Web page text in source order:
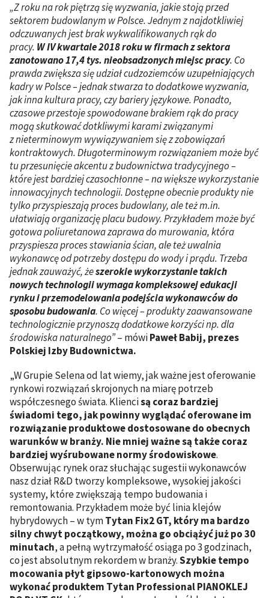
„Z roku na rok piętrzą się wyzwania, jakie stoją przed
sektorem budowlanym w Polsce. Jednym z najdotkliwiej
odczuwanych jest brak wykwalifikowanych rąk do
pracy. W IV kwartale 2018 roku w firmach z sektora
zanotowano 17,4 tys. nieobsadzonych miejsc pracy. Co
prawda zwiększa się udział cudzoziemców uzupełniających
kadry w Polsce – jednak stwarza to dodatkowe wyzwania,
jak inna kultura pracy, czy bariery językowe. Ponadto,
czasowe przestoje spowodowane brakiem rąk do pracy
mogą skutkować dotkliwymi karami związanymi
z nieterminowym wywiązywaniem się z zobowiązań
kontraktowych. Długoterminowym rozwiązaniem może być
tu przesunięcie akcentu z budownictwa tradycyjnego –
które jest bardziej czasochłonne – na większe wykorzystanie
innowacyjnych technologii. Dostępne obecnie produkty nie
tylko przyspieszają proces budowlany, ale też m.in.
ułatwiają organizację placu budowy. Przykładem może być
gotowa poliuretanowa zaprawa do murowania, która
przyspiesza proces stawiania ścian, ale też uwalnia
wykonawcę od potrzeby dostępu do wody i prądu. Trzeba
jednak zauważyć, żeszerokie wykorzystanie takich
nowych technologii wymaga kompleksowej edukacji
rynku i przemodelowania podejścia wykonawców do
sposobu budowania. Co więcej – produkty zaawansowane
technologicznie przynoszą dodatkowe korzyści np. dla
środowiska naturalnego”– mówiPaweł Babij, prezes
Polskiej Izby Budownictwa.
„W Grupie Selena od lat wiemy, jak ważne jest oferowanie
rynkowi rozwiązań skrojonych na miarę potrzeb
współczesnego świata. Kliencisą coraz bardziej
świadomi tego, jak powinny wyglądać oferowane im
rozwiązanie produktowe dostosowane do obecnych
warunków w branży. Nie mniej ważne są także coraz
bardziej wyśrubowane normy środowiskowe.
Obserwując rynek oraz słuchając sugestii wykonawców
nasz dział R&D tworzy kompleksowe, wysokiej jakości
systemy, które zwiększają tempo budowania i
remontowania. Przykładem może być linia klejów
hybrydowych – w tymTytan Fix2 GT, który ma bardzo
silny chwyt początkowy, można go obciążyć już po 30
minutach, a pełną wytrzymałość osiąga po 3 godzinach,
co jest absolutnym rekordem w branży.Szybkie tempo
mocowania płyt gipsowo-kartonowych można
wykonać produktem Tytan Professional PIANOKLEJ